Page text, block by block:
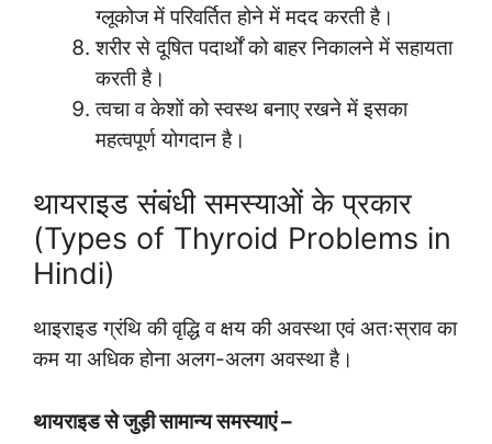
ग्लूकोज में परिवर्तित होने में मदद करती है।
शरीर से दूषित पदार्थों को बाहर निकालने में सहायता
करती है।
त्वचा व केशों को स्वस्थ बनाए रखने में इसका
महत्वपूर्ण योगदान है।
थायराइड संबंधी समस्याओं के प्रकार
(Types of Thyroid Problems in
Hindi)
थाइराइड ग्रंथि की वृद्धि व क्षय की अवस्था एवं अतःस्राव का
कम या अधिक होना अलग-अलग अवस्था है।
थायराइड से जुड़ी सामान्‍य समस्‍याएं –